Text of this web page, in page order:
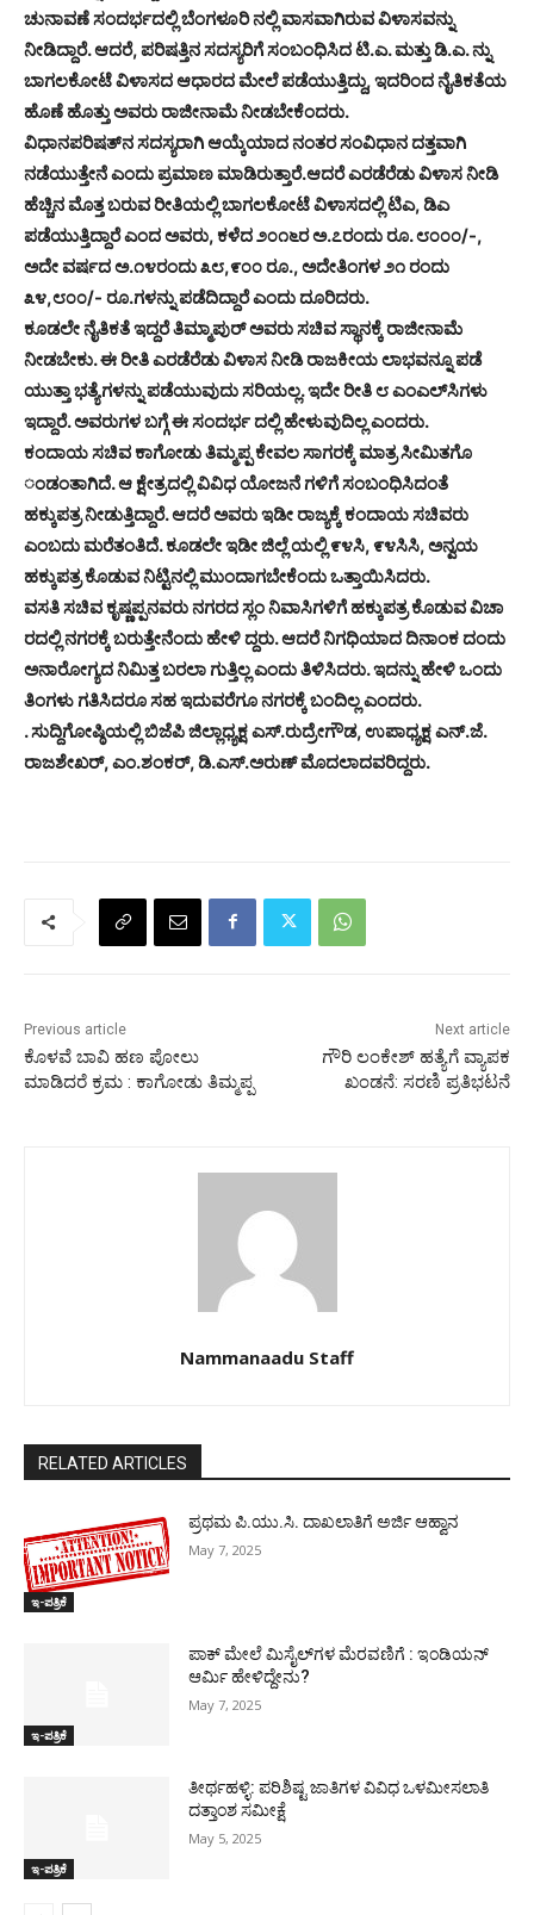
ಚುನಾವಣೆ ಸಂದರ್ಭದಲ್ಲಿ ಬೆಂಗಳೂರಿ ನಲ್ಲಿ ವಾಸವಾಗಿರುವ ವಿಳಾಸವನ್ನು
ನೀಡಿದ್ದಾರೆ. ಆದರೆ, ಪರಿಷತ್ತಿನ ಸದಸ್ಯರಿಗೆ ಸಂಬಂಧಿಸಿದ ಟಿ.ಎ. ಮತ್ತು ಡಿ.ಎ. ನ್ನು
ಬಾಗಲಕೋಟೆ ವಿಳಾಸದ ಆಧಾರದ ಮೇಲೆ ಪಡೆಯುತ್ತಿದ್ದು, ಇದರಿಂದ ನೈತಿಕತೆಯ
ಹೊಣೆ ಹೊತ್ತು ಅವರು ರಾಜೀನಾಮೆ ನೀಡಬೇಕೆಂದರು.
ವಿಧಾನಪರಿಷತ್‌ನ ಸದಸ್ಯರಾಗಿ ಆಯ್ಕೆಯಾದ ನಂತರ ಸಂವಿಧಾನ ದತ್ತವಾಗಿ
ನಡೆಯುತ್ತೇನೆ ಎಂದು ಪ್ರಮಾಣ ಮಾಡಿರುತ್ತಾರೆ.ಆದರೆ ಎರಡೆರೆಡು ವಿಳಾಸ ನೀಡಿ
ಹೆಚ್ಚಿನ ಮೊತ್ತ ಬರುವ ರೀತಿಯಲ್ಲಿ ಬಾಗಲಕೋಟೆ ವಿಳಾಸದಲ್ಲಿ ಟಿಎ, ಡಿಎ
ಪಡೆಯುತ್ತಿದ್ದಾರೆ ಎಂದ ಅವರು, ಕಳೆದ ೨೦೧೬ರ ಅ.೭ರಂದು ರೂ. ೮೦೦೦/-,
ಅದೇ ವರ್ಷದ ಅ.೧೪ರಂದು ೩೮,೯೦೦ ರೂ., ಅದೇತಿಂಗಳ ೨೧ ರಂದು
೩೪,೮೦೦/- ರೂ.ಗಳನ್ನು ಪಡೆದಿದ್ದಾರೆ ಎಂದು ದೂರಿದರು.
ಕೂಡಲೇ ನೈತಿಕತೆ ಇದ್ದರೆ ತಿಮ್ಮಾಪುರ್ ಅವರು ಸಚಿವ ಸ್ಥಾನಕ್ಕೆ ರಾಜೀನಾಮೆ
ನೀಡಬೇಕು. ಈ ರೀತಿ ಎರಡೆರೆಡು ವಿಳಾಸ ನೀಡಿ ರಾಜಕೀಯ ಲಾಭವನ್ನೂ ಪಡೆ
ಯುತ್ತಾ ಭತ್ಯೆಗಳನ್ನು ಪಡೆಯುವುದು ಸರಿಯಲ್ಲ. ಇದೇ ರೀತಿ ೮ ಎಂಎಲ್‌ಸಿಗಳು
ಇದ್ದಾರೆ. ಅವರುಗಳ ಬಗ್ಗೆ ಈ ಸಂದರ್ಭ ದಲ್ಲಿ ಹೇಳುವುದಿಲ್ಲ ಎಂದರು.
ಕಂದಾಯ ಸಚಿವ ಕಾಗೋಡು ತಿಮ್ಮಪ್ಪ ಕೇವಲ ಸಾಗರಕ್ಕೆ ಮಾತ್ರ ಸೀಮಿತಗೊ
ಂಡಂತಾಗಿದೆ. ಆ ಕ್ಷೇತ್ರದಲ್ಲಿ ವಿವಿಧ ಯೋಜನೆ ಗಳಿಗೆ ಸಂಬಂಧಿಸಿದಂತೆ
ಹಕ್ಕುಪತ್ರ ನೀಡುತ್ತಿದ್ದಾರೆ. ಆದರೆ ಅವರು ಇಡೀ ರಾಜ್ಯಕ್ಕೆ ಕಂದಾಯ ಸಚಿವರು
ಎಂಬದು ಮರೆತಂತಿದೆ. ಕೂಡಲೇ ಇಡೀ ಜಿಲ್ಲೆ ಯಲ್ಲಿ ೯೪ಸಿ, ೯೪ಸಿಸಿ, ಅನ್ವಯ
ಹಕ್ಕುಪತ್ರ ಕೊಡುವ ನಿಟ್ಟಿನಲ್ಲಿ ಮುಂದಾಗಬೇಕೆಂದು ಒತ್ತಾಯಿಸಿದರು.
ವಸತಿ ಸಚಿವ ಕೃಷ್ಣಪ್ಪನವರು ನಗರದ ಸ್ಲಂ ನಿವಾಸಿಗಳಿಗೆ ಹಕ್ಕುಪತ್ರ ಕೊಡುವ ವಿಚಾ
ರದಲ್ಲಿ ನಗರಕ್ಕೆ ಬರುತ್ತೇನೆಂದು ಹೇಳಿ ದ್ದರು. ಆದರೆ ನಿಗಧಿಯಾದ ದಿನಾಂಕ ದಂದು
ಅನಾರೋಗ್ಯದ ನಿಮಿತ್ತ ಬರಲಾ ಗುತ್ತಿಲ್ಲ ಎಂದು ತಿಳಿಸಿದರು. ಇದನ್ನು ಹೇಳಿ ಒಂದು
ತಿಂಗಳು ಗತಿಸಿದರೂ ಸಹ ಇದುವರೆಗೂ ನಗರಕ್ಕೆ ಬಂದಿಲ್ಲ ಎಂದರು.
. ಸುದ್ದಿಗೋಷ್ಠಿಯಲ್ಲಿ ಬಿಜೆಪಿ ಜಿಲ್ಲಾಧ್ಯಕ್ಷ ಎಸ್.ರುದ್ರೇಗೌಡ, ಉಪಾಧ್ಯಕ್ಷ ಎನ್.ಜೆ.
ರಾಜಶೇಖರ್, ಎಂ.ಶಂಕರ್, ಡಿ.ಎಸ್.ಅರುಣ್ ಮೊದಲಾದವರಿದ್ದರು.
Previous article
ಕೊಳವೆ ಬಾವಿ ಹಣ ಪೋಲು
ಮಾಡಿದರೆ ಕ್ರಮ : ಕಾಗೋಡು ತಿಮ್ಮಪ್ಪ
Next article
ಗೌರಿ ಲಂಕೇಶ್ ಹತ್ಯೆಗೆ ವ್ಯಾಪಕ
ಖಂಡನೆ: ಸರಣಿ ಪ್ರತಿಭಟನೆ
Nammanaadu Staff
RELATED ARTICLES
ಇ-ಪತ್ರಿಕೆ
ಪ್ರಥಮ ಪಿ.ಯು.ಸಿ. ದಾಖಲಾತಿಗೆ ಅರ್ಜಿ ಆಹ್ವಾನ
May 7, 2025
ಇ-ಪತ್ರಿಕೆ
ಪಾಕ್​ ಮೇಲೆ ಮಿಸೈಲ್​ಗಳ ಮೆರವಣಿಗೆ : ಇಂಡಿಯನ್
ಆರ್ಮಿ ಹೇಳಿದ್ದೇನು?
May 7, 2025
ಇ-ಪತ್ರಿಕೆ
ತೀರ್ಥಹಳ್ಳಿ: ಪರಿಶಿಷ್ಟ ಜಾತಿಗಳ ವಿವಿಧ ಒಳಮೀಸಲಾತಿ
ದತ್ತಾಂಶ ಸಮೀಕ್ಷೆ
May 5, 2025